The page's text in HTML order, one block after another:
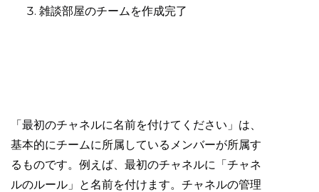
雑談部屋のチームを作成完了
「最初のチャネルに名前を付けてください」は、
基本的にチームに所属しているメンバーが所属す
るものです。例えば、最初のチャネルに「チャネ
ルのルール」と名前を付けます。チャネルの管理